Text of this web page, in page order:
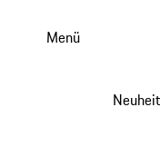
Hauptinhalt
Menü